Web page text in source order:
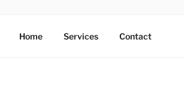
AXATA
YOUR BEST PARTNER OF BUSINESS
Home Services Contact